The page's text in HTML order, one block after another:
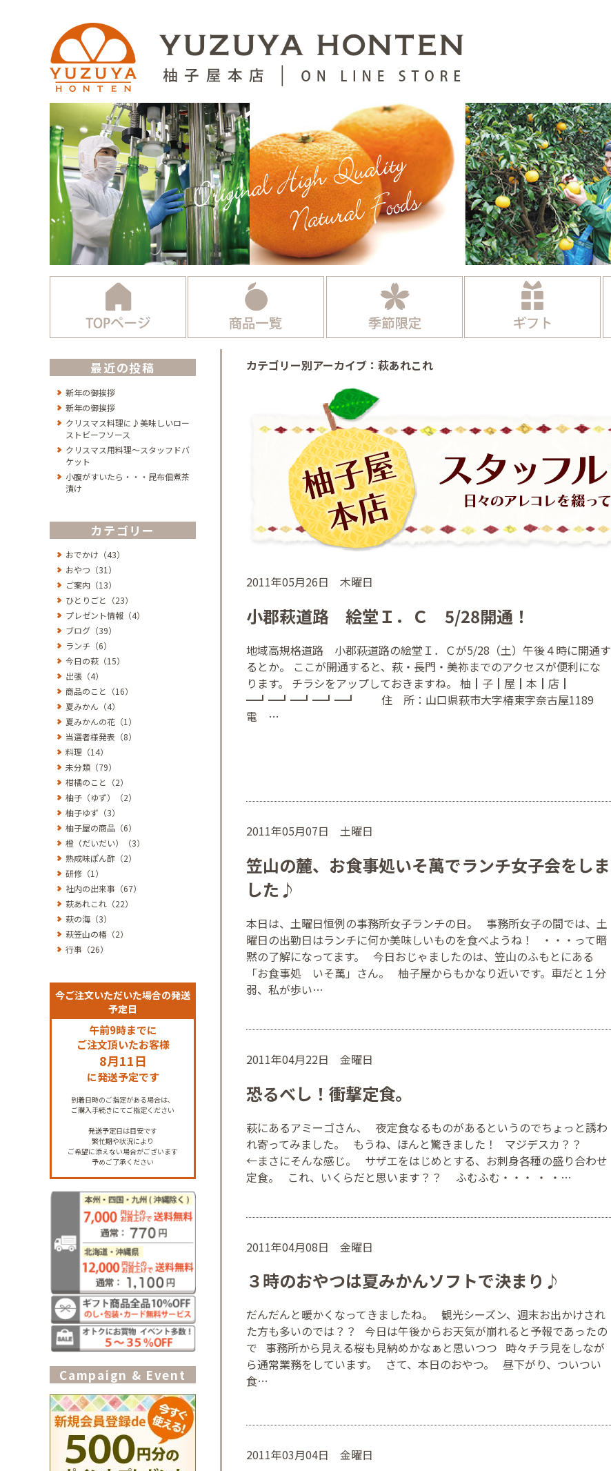
カテゴリー別アーカイブ：萩あれこれ
2011年05月26日 木曜日
小郡萩道路 絵堂Ｉ．Ｃ 5/28開通！
地域高規格道路 小郡萩道路の絵堂Ｉ．Ｃが5/28（土）午後４時に開通す
るとか。 ここが開通すると、萩・長門・美祢までのアクセスが便利にな
ります。 チラシをアップしておきますね。 柚┃子┃屋┃本┃店┃
━┛━┛━┛━┛━┛ 住 所：山口県萩市大字椿東字奈古屋1189
電 …
2011年05月07日 土曜日
笠山の麓、お食事処いそ萬でランチ女子会をしま
した♪
本日は、土曜日恒例の事務所女子ランチの日。 事務所女子の間では、土
曜日の出勤日はランチに何か美味しいものを食べようね！ ・・・って暗
黙の了解になってます。 今日おじゃましたのは、笠山のふもとにある
「お食事処 いそ萬」さん。 柚子屋からもかなり近いです。車だと１分
弱、私が歩い…
2011年04月22日 金曜日
恐るべし！衝撃定食。
萩にあるアミーゴさん、 夜定食なるものがあるというのでちょっと誘わ
れ寄ってみました。 もうね、ほんと驚きました！ マジデスカ？？
←まさにそんな感じ。 サザエをはじめとする、お刺身各種の盛り合わせ
定食。 これ、いくらだと思います？？ ふむふむ・・・ ・ ・…
2011年04月08日 金曜日
３時のおやつは夏みかんソフトで決まり♪
だんだんと暖かくなってきましたね。 観光シーズン、週末お出かけされ
た方も多いのでは？？ 今日は午後からお天気が崩れると予報であったの
で 事務所から見える桜も見納めかなぁと思いつつ 時々チラ見をしなが
ら通常業務をしています。 さて、本日のおやつ。 昼下がり、ついつい
食…
2011年03月04日 金曜日
最近の投稿
新年の御挨拶
新年の御挨拶
クリスマス料理に♪美味しいロー
ストビーフソース
クリスマス用料理～スタッフドバ
ケット
小腹がすいたら・・・昆布佃煮茶
漬け
カテゴリー
おでかけ（43）
おやつ（31）
ご案内（13）
ひとりごと（23）
プレゼント情報（4）
ブログ（39）
ランチ（6）
今日の萩（15）
出張（4）
商品のこと（16）
夏みかん（4）
夏みかんの花（1）
当選者様発表（8）
料理（14）
未分類（79）
柑橘のこと（2）
柚子（ゆず）（2）
柚子ゆず（3）
柚子屋の商品（6）
橙（だいだい）（3）
熟成味ぽん酢（2）
研修（1）
社内の出来事（67）
萩あれこれ（22）
萩の海（3）
萩笠山の椿（2）
行事（26）
今ご注文いただいた場合の発送
予定日
午前9時までに
ご注文頂いたお客様
8月11日
に発送予定です
到着日時のご指定がある場合は、
ご購入手続きにてご指定ください
発送予定日は目安です
繁忙期や状況により
ご希望に添えない場合がございます
予めご了承ください
Campaign & Event